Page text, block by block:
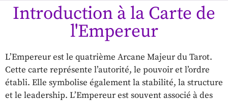
Introduction à la Carte de
l'Empereur
L’Empereur est le quatrième Arcane Majeur du Tarot.
Cette carte représente l’autorité, le pouvoir et l’ordre
établi. Elle symbolise également la stabilité, la structure
et le leadership. L’Empereur est souvent associé à des